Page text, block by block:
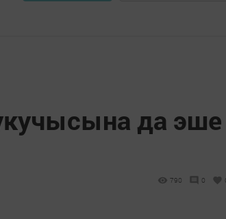
да эше
790 0